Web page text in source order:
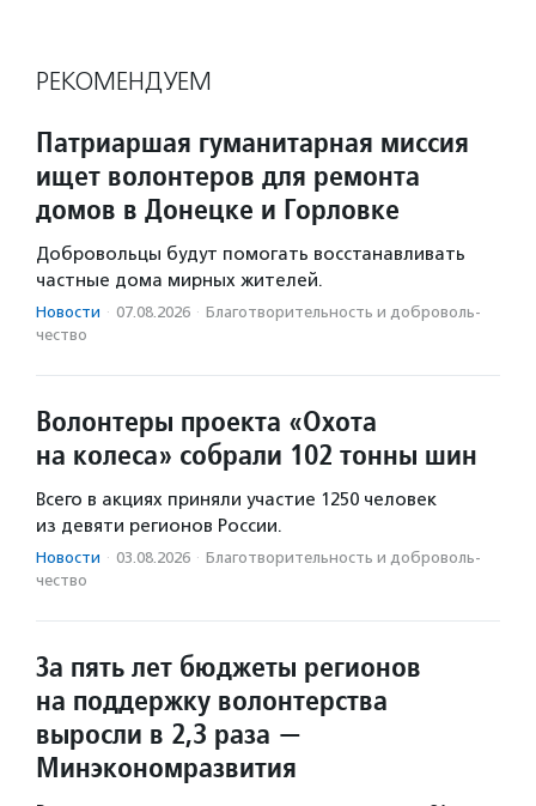
РЕКОМЕНДУЕМ
Патриаршая гуманитарная миссия
ищет волонтеров для ремонта
домов в Донецке и Горловке
Добровольцы будут помогать восстанавливать
частные дома мирных жителей.
Новости · 07.08.2026 · Благотвори­тель­ность и доброволь­
чест­во
Волонтеры проекта «Охота
на колеса» собрали 102 тонны шин
Всего в акциях приняли участие 1250 человек
из девяти регионов России.
Новости · 03.08.2026 · Благотвори­тель­ность и доброволь­
чест­во
За пять лет бюджеты регионов
на поддержку волонтерства
выросли в 2,3 раза —
Минэкономразвития